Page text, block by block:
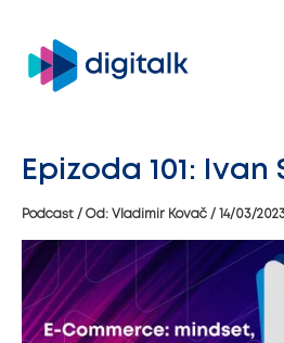
sadržaj
Epizoda 101:
Podcast / Od: Vladimir Kovač / 14/03/